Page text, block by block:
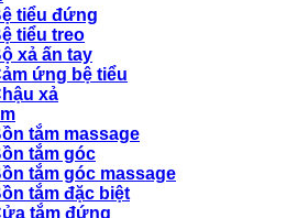
tiểu đứng
tiểu treo
xả ấn tay
ứng bệ tiểu
xả
tắm massage
tắm góc
tắm góc massage
tắm đặc biệt
tắm đứng